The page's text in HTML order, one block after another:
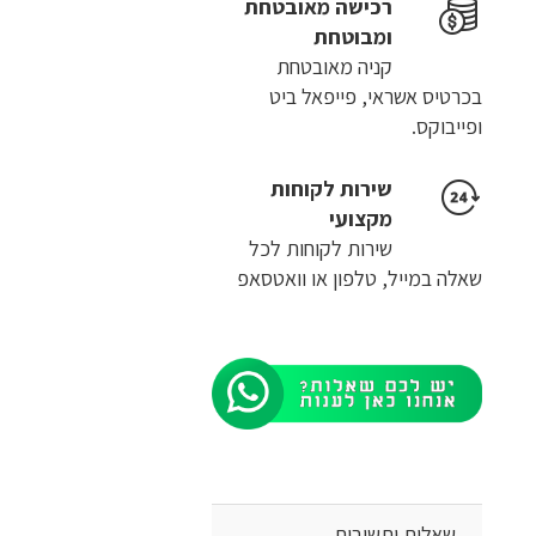
רכישה​ ​מאובטחת
ומבוטחת
קניה מאובטחת
בכרטיס אשראי, פייפאל ביט
ופייבוקס.
שירות לקוחות
מקצועי
שירות לקוחות לכל
שאלה במייל, טלפון או וואטסאפ